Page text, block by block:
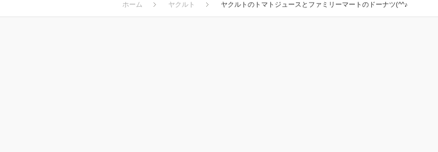
ホーム ヤクルト ヤクルトのトマトジュースとファミリーマートのドーナツ(^^♪